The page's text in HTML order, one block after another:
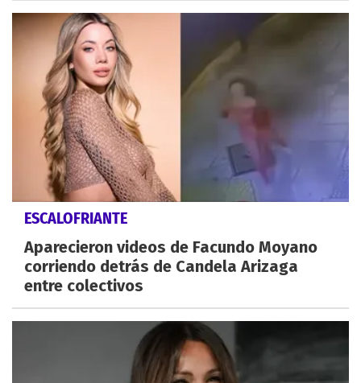
ESCALOFRIANTE
Aparecieron videos de Facundo Moyano
corriendo detrás de Candela Arizaga
entre colectivos